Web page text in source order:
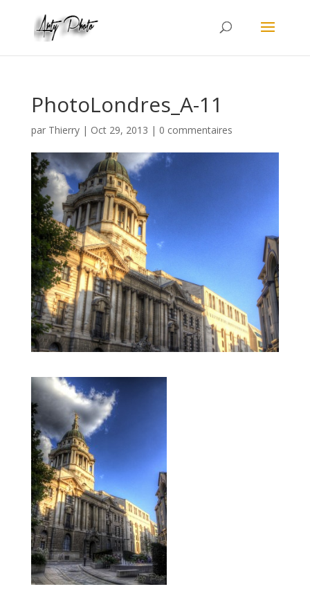
PhotoLondres_A-11
par Thierry| Oct 29, 2013 | 0 commentaires